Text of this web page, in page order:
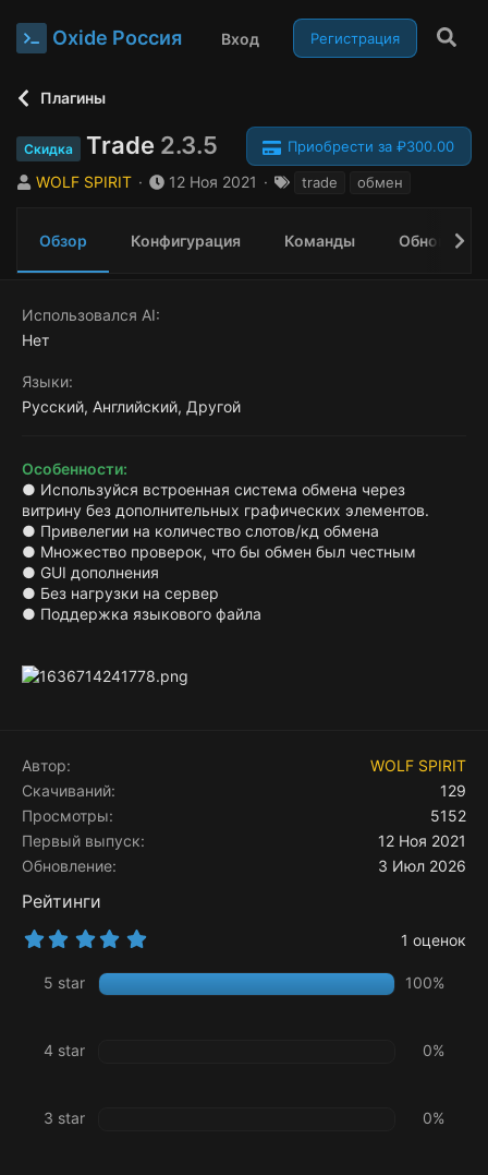
Oxide Россия Вход Регистрация
Плагины
Скидка Trade 2.3.5 Приобрести за ₽300.00
А
о
WOLF SPIRIT
Д
а
я
12 Ноя 2021
Т
и
trade обмен
Обзор Конфигурация Команды
Использовался AI
Нет
Языки
Русский Английский Другой
Особенности:
● Используйся встроенная система обмена через
витрину без дополнительных графических элементов.
● Привелегии на количество слотов/кд обмена
● Множество проверок, что бы обмен был честным
● GUI дополнения
● Без нагрузки на сервер
● Поддержка языкового файла
Автор
WOLF SPIRIT
Скачиваний
129
Просмотры
5152
Первый выпуск
12 Ноя 2021
Обновление
3 Июл 2026
Рейтинги
5
0
0
1 оценок
5 star 100%
4 star 0%
3 star 0%